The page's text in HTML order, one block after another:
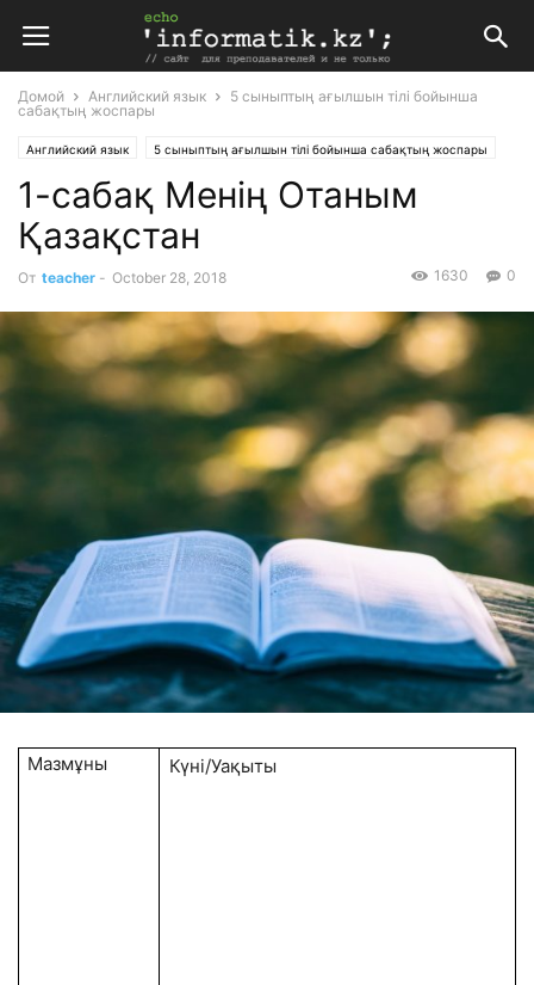
Домой Английский язык
5 сыныптың ағылшын тілі бойынша
сабақтың жоспары
Английский язык 5 сыныптың ағылшын тілі бойынша сабақтың жоспары
Планирование Поурочные планы
1-сабақ Менің Отаным
Қазақстан
От teacher - October 28, 2018 0
1630
Мазмұны Күні/Уақыты